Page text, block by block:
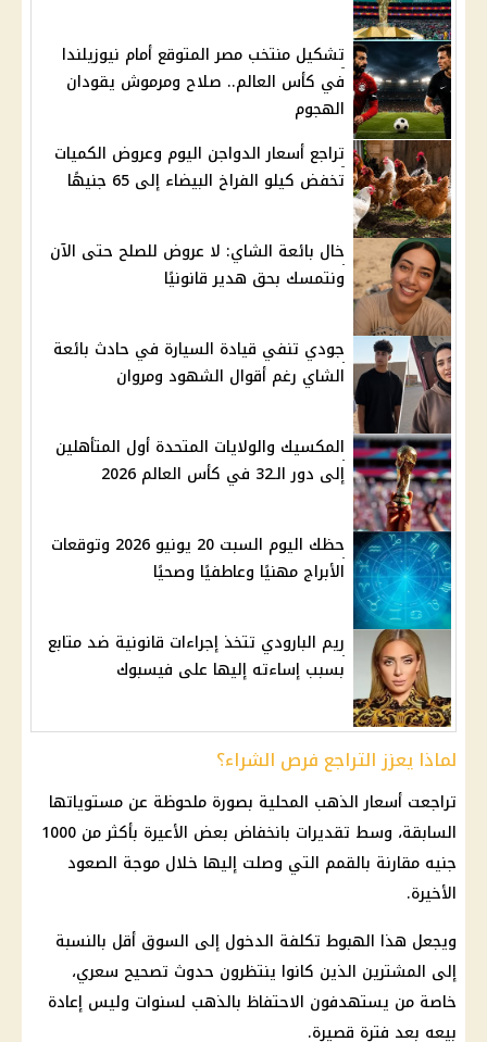
تشكيل منتخب مصر المتوقع أمام نيوزيلندا
في كأس العالم.. صلاح ومرموش يقودان
الهجوم
تراجع أسعار الدواجن اليوم وعروض الكميات
تخفض كيلو الفراخ البيضاء إلى 65 جنيهًا
خال بائعة الشاي: لا عروض للصلح حتى الآن
ونتمسك بحق هدير قانونيًا
جودي تنفي قيادة السيارة في حادث بائعة
الشاي رغم أقوال الشهود ومروان
المكسيك والولايات المتحدة أول المتأهلين
إلى دور الـ32 في كأس العالم 2026
حظك اليوم السبت 20 يونيو 2026 وتوقعات
الأبراج مهنيًا وعاطفيًا وصحيًا
ريم البارودي تتخذ إجراءات قانونية ضد متابع
بسبب إساءته إليها على فيسبوك
لماذا يعزز التراجع فرص الشراء؟
تراجعت أسعار الذهب المحلية بصورة ملحوظة عن مستوياتها
السابقة، وسط تقديرات بانخفاض بعض الأعيرة بأكثر من 1000
جنيه مقارنة بالقمم التي وصلت إليها خلال موجة الصعود
الأخيرة.
ويجعل هذا الهبوط تكلفة الدخول إلى السوق أقل بالنسبة
إلى المشترين الذين كانوا ينتظرون حدوث تصحيح سعري،
خاصة من يستهدفون الاحتفاظ بالذهب لسنوات وليس إعادة
بيعه بعد فترة قصيرة.